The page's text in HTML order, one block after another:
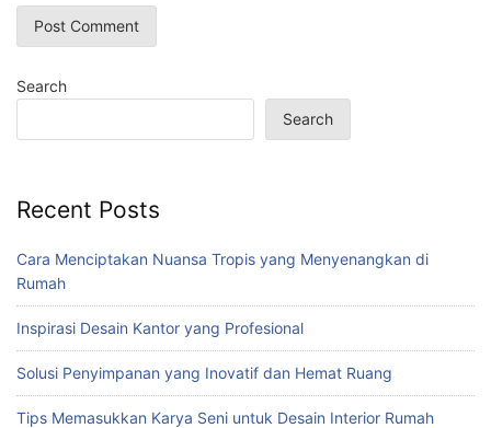
Search
Search
Recent Posts
Cara Menciptakan Nuansa Tropis yang Menyenangkan di
Rumah
Inspirasi Desain Kantor yang Profesional
Solusi Penyimpanan yang Inovatif dan Hemat Ruang
Tips Memasukkan Karya Seni untuk Desain Interior Rumah